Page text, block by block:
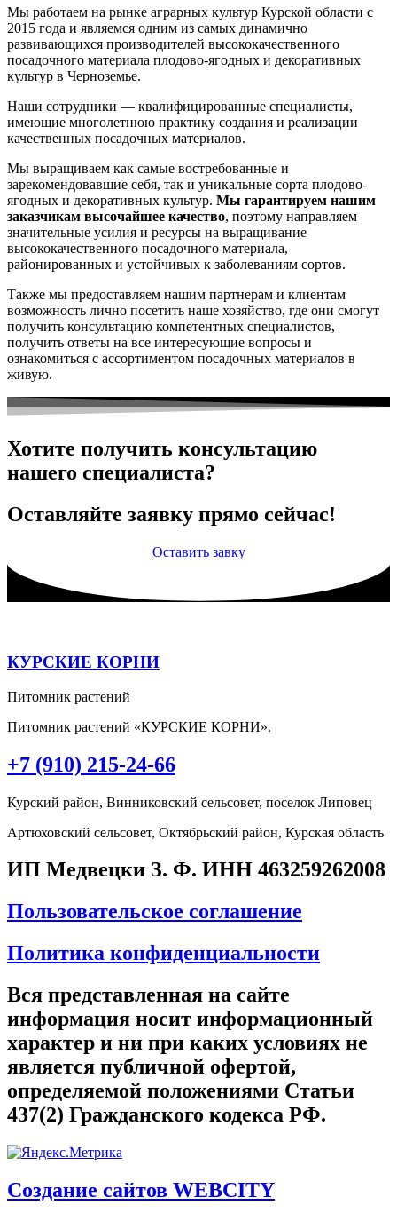
Мы работаем на рынке аграрных культур Курской области с
2015 года и являемся одним из самых динамично
развивающихся производителей высококачественного
посадочного материала плодово-ягодных и декоративных
культур в Черноземье.
Наши сотрудники — квалифицированные специалисты,
имеющие многолетнюю практику создания и реализации
качественных посадочных материалов.
Мы выращиваем как самые востребованные и
зарекомендовавшие себя, так и уникальные сорта плодово-
ягодных и декоративных культур. Мы гарантируем нашим
заказчикам высочайшее качество, поэтому направляем
значительные усилия и ресурсы на выращивание
высококачественного посадочного материала,
районированных и устойчивых к заболеваниям сортов.
Также мы предоставляем нашим партнерам и клиентам
возможность лично посетить наше хозяйство, где они смогут
получить консультацию компетентных специалистов,
получить ответы на все интересующие вопросы и
ознакомиться с ассортиментом посадочных материалов в
живую.
Хотите получить консультацию
нашего специалиста?
Оставляйте заявку прямо сейчас!
Оставить завку
КУРСКИЕ КОРНИ
Питомник растений
Питомник растений «КУРСКИЕ КОРНИ».
+7 (910) 215-24-66
Курский район, Винниковский сельсовет, поселок Липовец
Артюховский сельсовет, Октябрьский район, Курская область
ИП Медвецки З. Ф. ИНН 463259262008
Пользовательское соглашение
Политика конфиденциальности
Вся представленная на сайте
информация носит информационный
характер и ни при каких условиях не
является публичной офертой,
определяемой положениями Статьи
437(2) Гражданского кодекса РФ.
Создание сайтов WEBCITY